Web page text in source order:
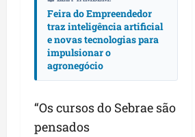
Feira do Empreendedor
traz inteligência artificial
e novas tecnologias para
impulsionar o
agronegócio
“Os cursos do Sebrae são
pensados